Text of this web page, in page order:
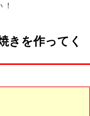
き を作ってく